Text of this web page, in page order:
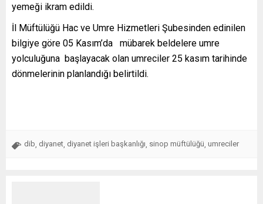
yemeği ikram edildi.
İl Müftülüğü Hac ve Umre Hizmetleri Şubesinden edinilen
bilgiye göre 05 Kasım’da mübarek beldelere umre
yolculuğuna başlayacak olan umreciler 25 kasım tarihinde
dönmelerinin planlandığı belirtildi.
dib diyanet diyanet işleri başkanlığı sinop müftülüğü umreciler